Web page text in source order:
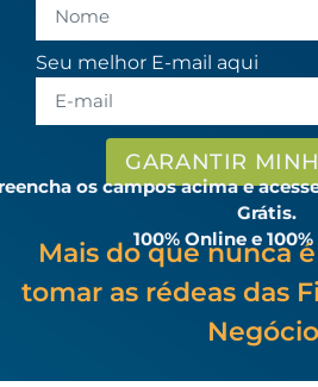
Seu melhor E-mail aqui
GARANTIR
os campos acima e
Grátis.
100% Online e
Mais do que nunca
tomar as rédeas das